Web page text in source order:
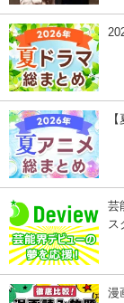
芸
ス
漫